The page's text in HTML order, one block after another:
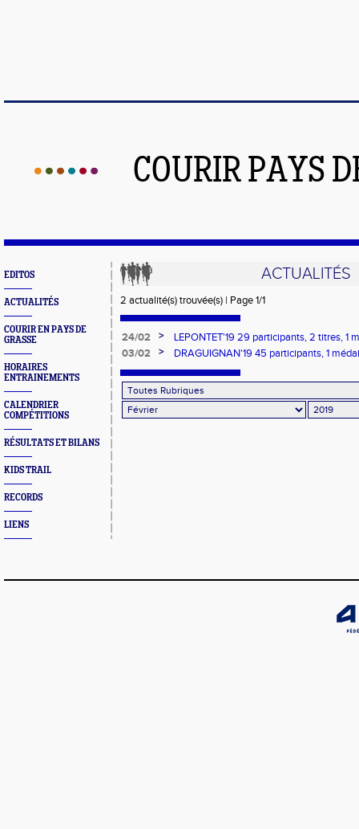
COURIR PAYS
EDITOS
ACTUALITÉS
COURIR EN PAYS DE
GRASSE
HORAIRES
ENTRAINEMENTS
CALENDRIER
COMPÉTITIONS
RÉSULTATS ET BILANS
KIDS TRAIL
RECORDS
LIENS
ACTUALITÉS
2 actualité(s) trouvée(s) | Page 1/1
24/02 >
LEPONTET'19 29 participants, 2 titres, 1
médaille de bronze, 1 équipe et 5
03/02 >
DRAGUIGNAN'19 45 participants, 1